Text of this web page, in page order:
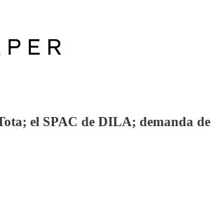
el SPAC de DILA; demanda